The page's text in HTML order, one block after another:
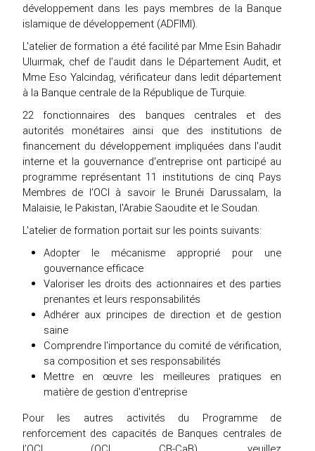
développement dans les pays membres de la Banque
islamique de développement (ADFIMI).
L'atelier de formation a été facilité par Mme Esin Bahadır
Uluırmak, chef de l’audit dans le Département Audit, et
Mme Eso Yalcindag, vérificateur dans ledit département
à la Banque centrale de la République de Turquie.
22 fonctionnaires des banques centrales et des
autorités monétaires ainsi que des institutions de
financement du développement impliquées dans l'audit
interne et la gouvernance d'entreprise ont participé au
programme représentant 11 institutions de cinq Pays
Membres de l'OCI à savoir le Brunéi Darussalam, la
Malaisie, le Pakistan, l'Arabie Saoudite et le Soudan.
L'atelier de formation portait sur les points suivants:
Adopter le mécanisme approprié pour une
gouvernance efficace
Valoriser les droits des actionnaires et des parties
prenantes et leurs responsabilités
Adhérer aux principes de direction et de gestion
saine
Comprendre l'importance du comité de vérification,
sa composition et ses responsabilités
Mettre en œuvre les meilleures pratiques en
matière de gestion d'entreprise
Pour les autres activités du Programme de
renforcement des capacités de Banques centrales de
l’OCI (OCI CB-CaB), veuillez